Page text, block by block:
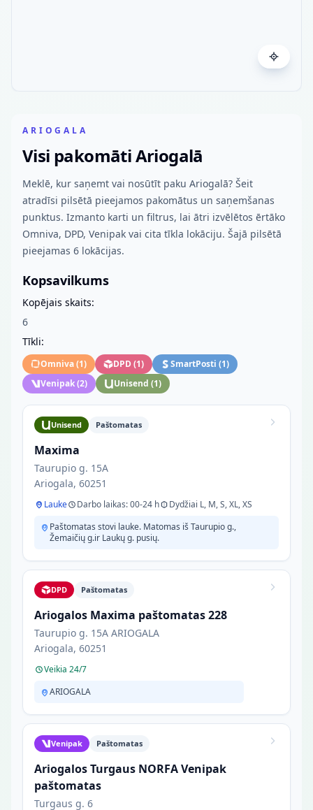
ARIOGALA
Visi pakomāti Ariogalā
Meklē, kur saņemt vai nosūtīt paku Ariogalā? Šeit
atradīsi pilsētā pieejamos pakomātus un saņemšanas
punktus. Izmanto karti un filtrus, lai ātri izvēlētos ērtāko
Omniva, DPD, Venipak vai cita tīkla lokāciju. Šajā pilsētā
pieejamas 6 lokācijas.
Kopsavilkums
Kopējais skaits:
6
Tīkli:
Omniva(1) DPD(1) SmartPosti (1)
Venipak(2) Unisend (1)
Unisend Paštomatas
Maxima
Taurupio g. 15A
Ariogala, 60251
Lauke Darbo laikas: 00-24 h
Dydžiai L, M, S, XL, XS
Paštomatas stovi lauke. Matomas iš Taurupio g.,
Žemaičių g.ir Laukų g. pusių.
DPD Paštomatas
Ariogalos Maxima paštomatas 228
Taurupio g. 15A ARIOGALA
Ariogala, 60251
Veikia 24/7
ARIOGALA
Venipak Paštomatas
Ariogalos Turgaus NORFA Venipak
paštomatas
Turgaus g. 6